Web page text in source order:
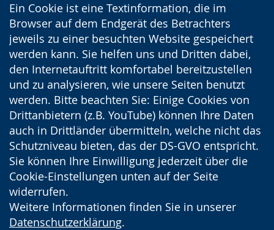
Ein Cookie ist eine Textinformation, die im
Browser auf dem Endgerät des Betrachters
jeweils zu einer besuchten Website gespeichert
werden kann. Sie helfen uns und Dritten dabei,
den Internetauftritt komfortabel bereitzustellen
und zu analysieren, wie unsere Seiten benutzt
werden. Bitte beachten Sie: Einige Cookies von
Drittanbietern (z.B. YouTube) können Ihre Daten
auch in Drittländer übermitteln, welche nicht das
Schutzniveau bieten, das der DS-GVO entspricht.
Sie können Ihre Einwilligung jederzeit über die
Cookie-Einstellungen unten auf der Seite
widerrufen.
Weitere Informationen finden Sie in unserer
Datenschutzerklärung.